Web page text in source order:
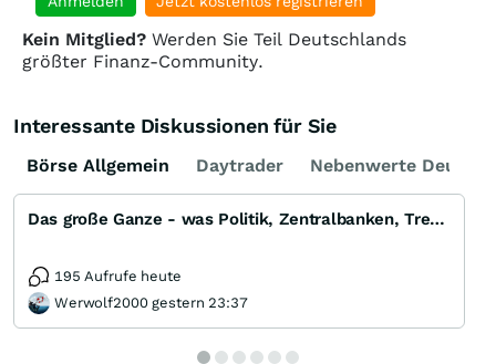
Kein Mitglied? Werden Sie Teil Deutschlands
größter Finanz-Community.
Interessante Diskussionen für Sie
Börse Allgemein Daytrader Nebenwerte
Das große Ganze - was Politik, Zentralbanken, Trends, Medien und Gesellschaft mit Aktien, Rohstoffen
195 Aufrufe heute
Werwolf2000 gestern 23:37